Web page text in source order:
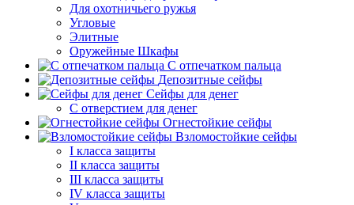
Для охотничьего ружья
Угловые
Элитные
Оружейные Шкафы
С отпечатком пальца
Депозитные сейфы
Сейфы для денег
С отверстием для денег
Огнестойкие сейфы
Взломостойкие сейфы
I класса защиты
II класса защиты
III класса защиты
IV класса защиты